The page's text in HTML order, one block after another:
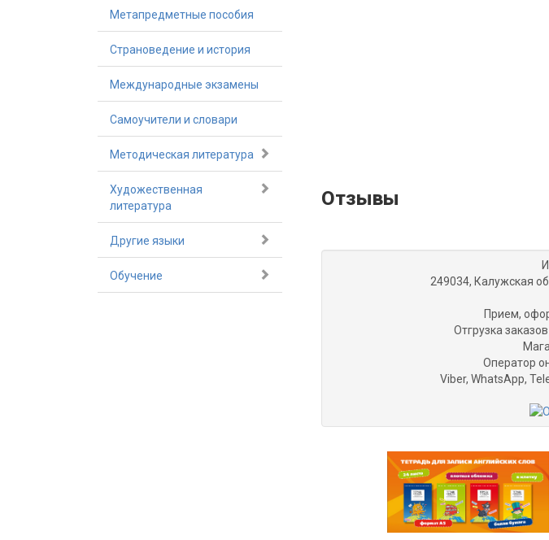
Метапредметные пособия
Страноведение и история
Международные экзамены
Самоучители и словари
Методическая литература
Художественная
литература
Другие языки
Обучение
Отзывы
249034, Калужская
Прием,
Отгрузка
Оператор
Viber, WhatsApp,